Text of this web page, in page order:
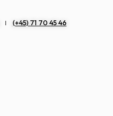
(+45) 71 70 45 46